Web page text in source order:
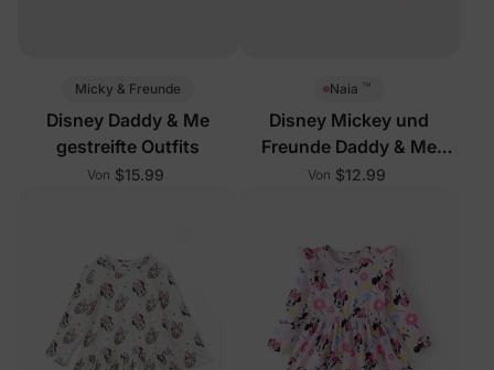
Micky & Freunde
Disney Daddy & Me
gestreifte Outfits
Von $15.99
Naia ™
Disney Mickey und
Freunde Daddy & Me
Outfits Mehrfarbig
Von $12.99